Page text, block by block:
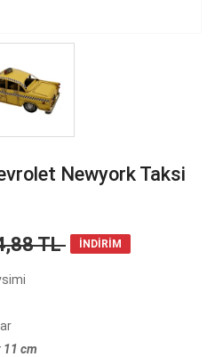
Newyork Taksi
TL İNDİRİM
11 cm